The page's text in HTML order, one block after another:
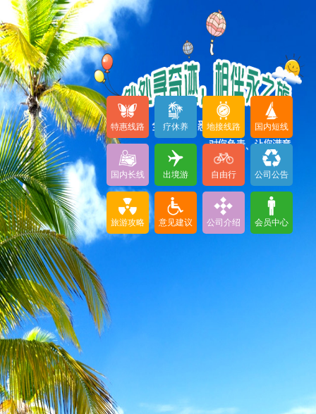
特惠线路 疗休养 地接线路 国内短线
国内长线 出境游 自由行 公司公告
旅游攻略 意见建议 公司介绍 会员中心